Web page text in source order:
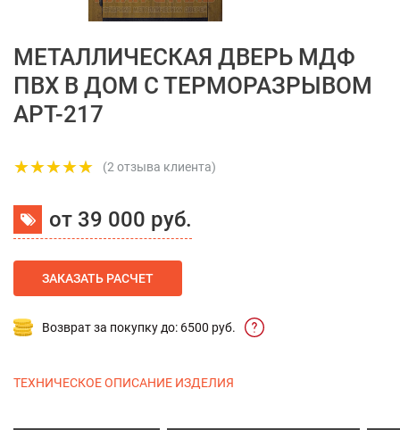
МЕТАЛЛИЧЕСКАЯ ДВЕРЬ МДФ
ПВХ В ДОМ С ТЕРМОРАЗРЫВОМ
АРТ-217
(2 отзыва клиента)
от 39 000 руб.
ЗАКАЗАТЬ РАСЧЕТ
Возврат за покупку до: 6500 руб.
ТЕХНИЧЕСКОЕ ОПИСАНИЕ ИЗДЕЛИЯ